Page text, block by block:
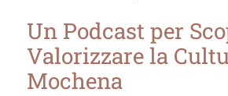
Un Podcast per
Valorizzare la
Mochena